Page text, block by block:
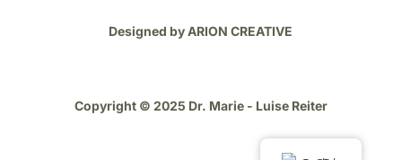
Designed by ARION CREATIVE
Copyright © 2025 Dr. Marie - Luise Reiter